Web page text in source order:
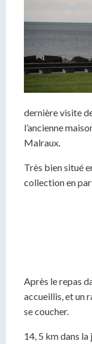
dernière visite
l’ancienne
Malraux.
Très bien situé
collection en
Après le repas
accueillis, et un
se coucher.
14, 5 km dans